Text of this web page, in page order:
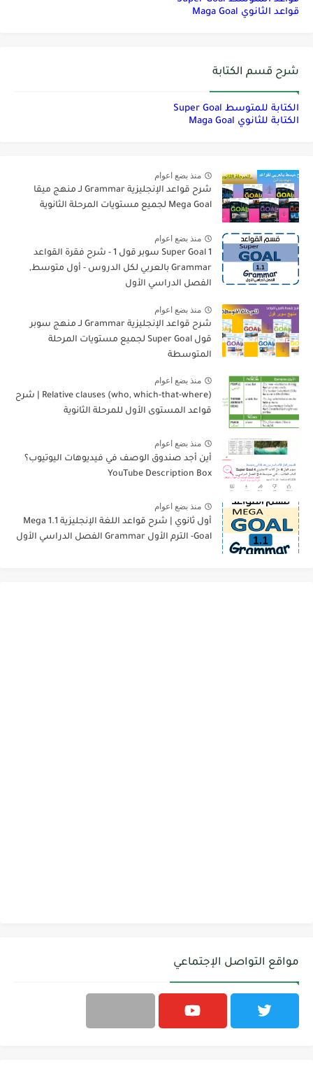
قواعد الثانوي Maga Goal
شرح قسم الكتابة
الكتابة للمتوسط Super Goal
الكتابة للثانوي Maga Goal
منذ بضع اعوام
شرح قواعد الإنجليزية Grammar لـ منهج ميقا
Mega Goal لجميع مستويات المرحلة الثانوية
منذ بضع اعوام
Super Goal 1 سوبر قول 1 - شرح فقرة القواعد
Grammar بالعربي لكل الدروس - أول متوسط,
الفصل الدراسي الأول
منذ بضع اعوام
شرح قواعد الإنجليزية Grammar لـ منهج سوبر
قول Super Goal لجميع مستويات المرحلة
المتوسطة
منذ بضع اعوام
Relative clauses (who, which-that-where) | شرح
قواعد المستوى الأول للمرحلة الثانوية
منذ بضع اعوام
أين أجد صندوق الوصف في فيديوهات اليوتيوب؟
YouTube Description Box
منذ بضع اعوام
أول ثانوي | شرح قواعد اللغة الإنجليزية 1.1 Mega
Goal- الترم الأول Grammar الفصل الدراسي الأول
مواقع التواصل الإجتماعي